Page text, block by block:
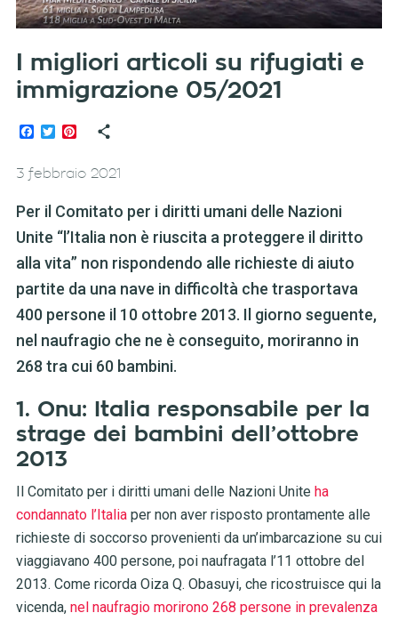
I migliori articoli su rifugiati e
immigrazione 05/2021
Facebook
TwitterPinterest
3 febbraio 2021
Per il Comitato per i diritti umani delle Nazioni
Unite “l’Italia non è riuscita a proteggere il diritto
alla vita” non rispondendo alle richieste di aiuto
partite da una nave in difficoltà che trasportava
400 persone il 10 ottobre 2013. Il giorno seguente,
nel naufragio che ne è conseguito, moriranno in
268 tra cui 60 bambini.
1. Onu: Italia responsabile per la
strage dei bambini dell’ottobre
2013
Il Comitato per i diritti umani delle Nazioni Uniteha
condannato l’Italia per non aver risposto prontamente alle
richieste di soccorso provenienti da un’imbarcazione su cui
viaggiavano 400 persone, poi naufragata l’11 ottobre del
2013. Come ricorda Oiza Q. Obasuyi, che ricostruisce qui la
vicenda, nel naufragio morirono 268 persone in prevalenza